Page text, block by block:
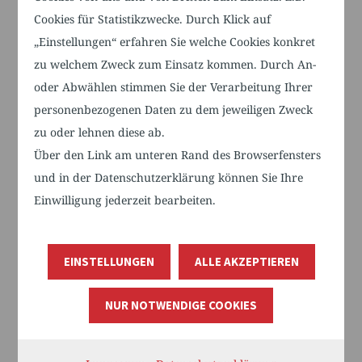
Cookies für Statistikzwecke. Durch Klick auf
„Einstellungen“ erfahren Sie welche Cookies konkret
zu welchem Zweck zum Einsatz kommen. Durch An-
oder Abwählen stimmen Sie der Verarbeitung Ihrer
personenbezogenen Daten zu dem jeweiligen Zweck
zu oder lehnen diese ab.
Über den Link am unteren Rand des Browserfensters
und in der Datenschutzerklärung können Sie Ihre
Einwilligung jederzeit bearbeiten.
EINSTELLUNGEN ALLE AKZEPTIEREN
NUR NOTWENDIGE COOKIES
Krebs ist eine Erkrankung, bei der sich
Zellen unkontrolliert teilen und
Tumore bilden. Die Diagnose erfolgt
meist durch bildgebende Verfahren,
Biopsien oder Blutuntersuchungen, um
die Art und das Stadium des Krebses zu
bestimmen. Nach der Diagnose wird
ein individueller Behandlungsplan
erstellt, der je nach Krebsart und -
den gängigen Therapieformen gehören
Operationen, Chemotherapie,
Strahlentherapie und
immuntherapeutische Ansätze.